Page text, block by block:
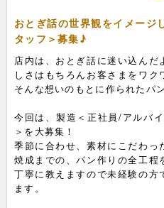
おとぎ話の世界観をイメージ
タッフ＞募集♪
店内は、おとぎ話に迷い込ん
しさはもちろんお客さまをワク
そんな想いのもとに作られたパ
今回は、製造＜正社員/アルバ
＞を大募集！
季節に合わせ、素材にこだわっ
焼成までの、パン作りの全工
丁寧に教えますので未経験の
ます。